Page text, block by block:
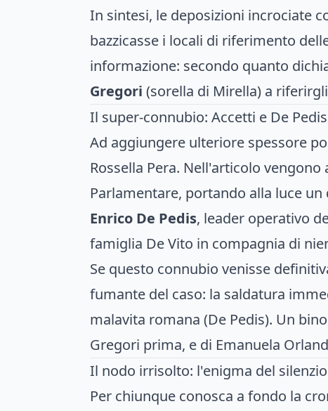
In sintesi, le deposizioni incrociate
bazzicasse i locali di riferimento
informazione: secondo quanto
Gregori (sorella di Mirella) a
Il super-connubio: Accetti e De
Ad aggiungere ulteriore spessore
Rossella Pera. Nell'articolo
Parlamentare, portando alla luce
Enrico De Pedis, leader operativo
famiglia De Vito in compagnia di
Se questo connubio venisse
fumante del caso: la saldatura
malavita romana (De Pedis). Un
Gregori prima, e di Emanuela
Il nodo irrisolto: l'enigma del
Per chiunque conosca a fondo la